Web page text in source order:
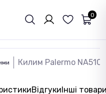
0
Килим Palermo NA51C
ВідгукиІнші